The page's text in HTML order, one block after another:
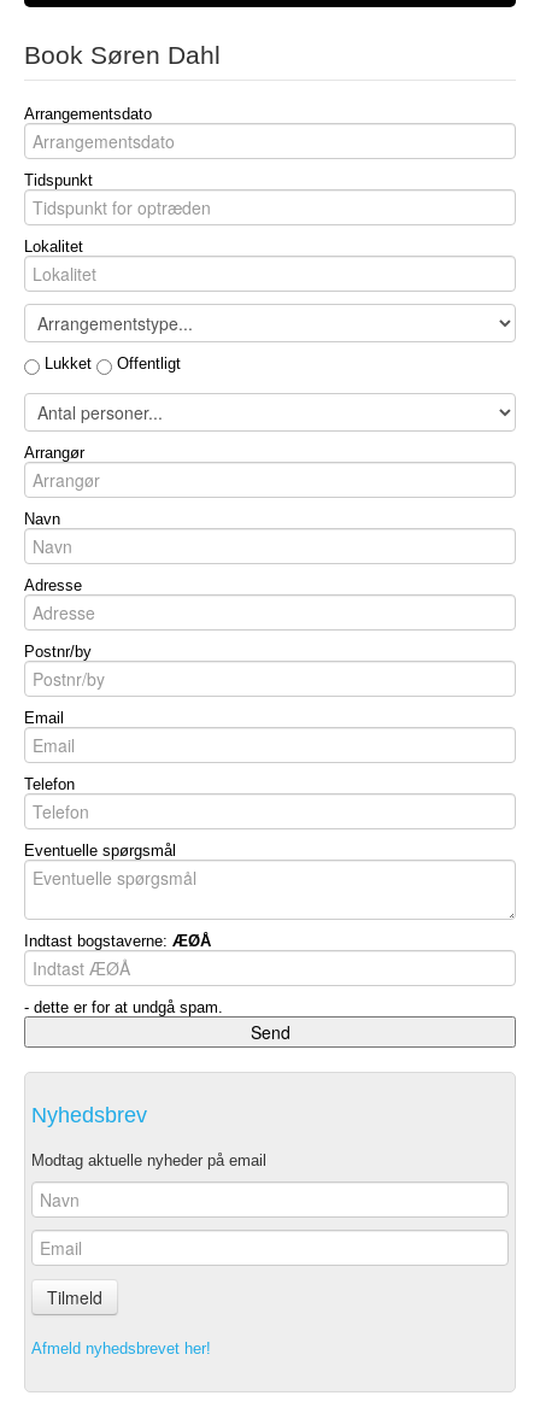
Book Søren Dahl
Arrangementsdato
Tidspunkt
Lokalitet
Lukket Offentligt
Arrangør
Navn
Adresse
Postnr/by
Email
Telefon
Eventuelle spørgsmål
Indtast bogstaverne: ÆØÅ
- dette er for at undgå spam.
Nyhedsbrev
Modtag aktuelle nyheder på email
Tilmeld
Afmeld nyhedsbrevet her!